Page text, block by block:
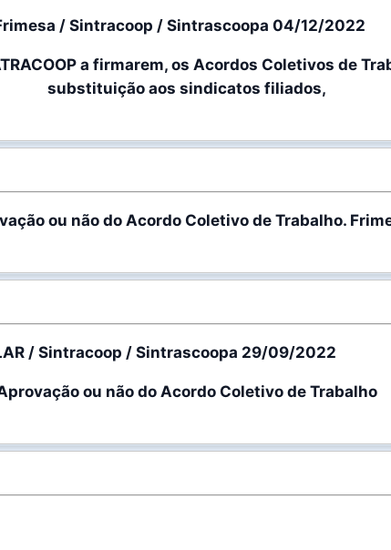
/ Sintracoop / Sintrascoopa 04/12/2022
a firmarem, os Acordos Coletivos de
substituição aos sindicatos filiados,
ou não do Acordo Coletivo de Trabalho.
/ Sintracoop / Sintrascoopa 29/09/2022
ou não do Acordo Coletivo de Trabalho